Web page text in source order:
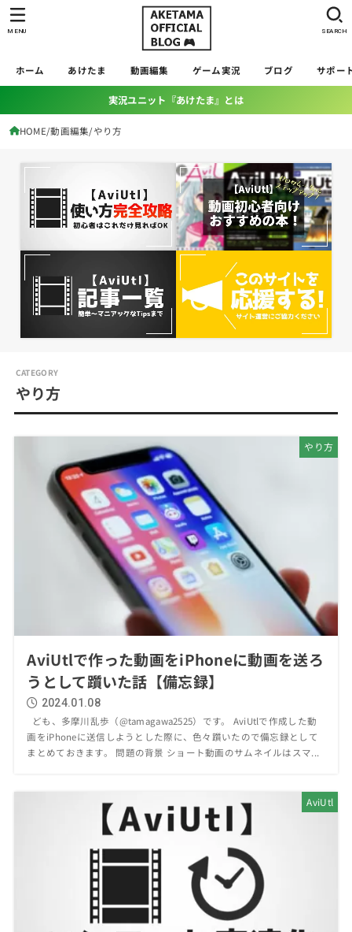
ホーム あけたま 動画編集 ゲーム実況 ブログ サポー
SEARCH
MENU
実況ユニット『あけたま』とは
HOME 動画編集 やり方
やり方
やり方
AviUtlで作った動画をiPhoneに動画を送ろ
うとして躓いた話【備忘録】
2024.01.08
ども、多摩川乱歩（@tamagawa2525）です。 AviUtlで作成した動
画をiPhoneに送信しようとした際に、色々躓いたので備忘録として
まとめておきます。 問題の背景 ショート動画のサムネイルはスマ...
AviUtl